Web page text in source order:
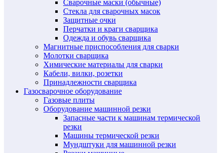
Сварочные маски (обычные)
Стекла для сварочных масок
Защитные очки
Перчатки и краги сварщика
Одежда и обувь сварщика
Магнитные приспособления для сварки
Молотки сварщика
Химические материалы для сварки
Кабели, вилки, розетки
Принадлежности сварщика
Газосварочное оборудование
Газовые плиты
Оборудование машинной резки
Запасные части к машинам термической
резки
Машины термической резки
Мундштуки для машинной резки